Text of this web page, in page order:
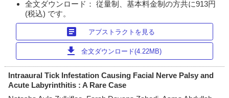
全文ダウンロード： 従量制、基本料金制の方共に913円
(税込) です。
article アブストラクトを見る
download 全文ダウンロード(4.22MB)
Intraaural Tick Infestation Causing Facial Nerve Palsy and
Acute Labyrinthitis : A Rare Case